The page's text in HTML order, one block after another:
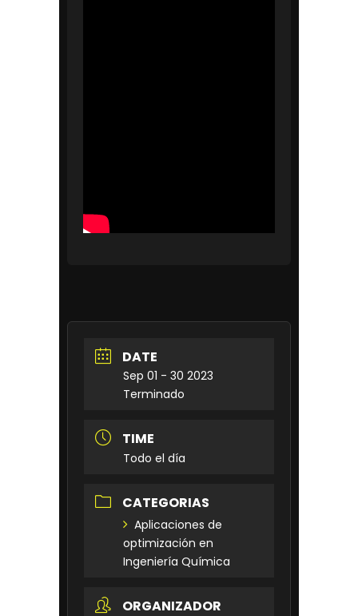
DATE
Sep 01 - 30 2023
Terminado
TIME
Todo el día
CATEGORIAS
Aplicaciones de
optimización en
Ingeniería Química
ORGANIZADOR